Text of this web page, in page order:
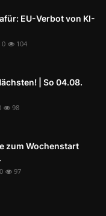
EU-Verbot von KI-
0 104
| So 04.08.
98
zum Wochenstart
0 97